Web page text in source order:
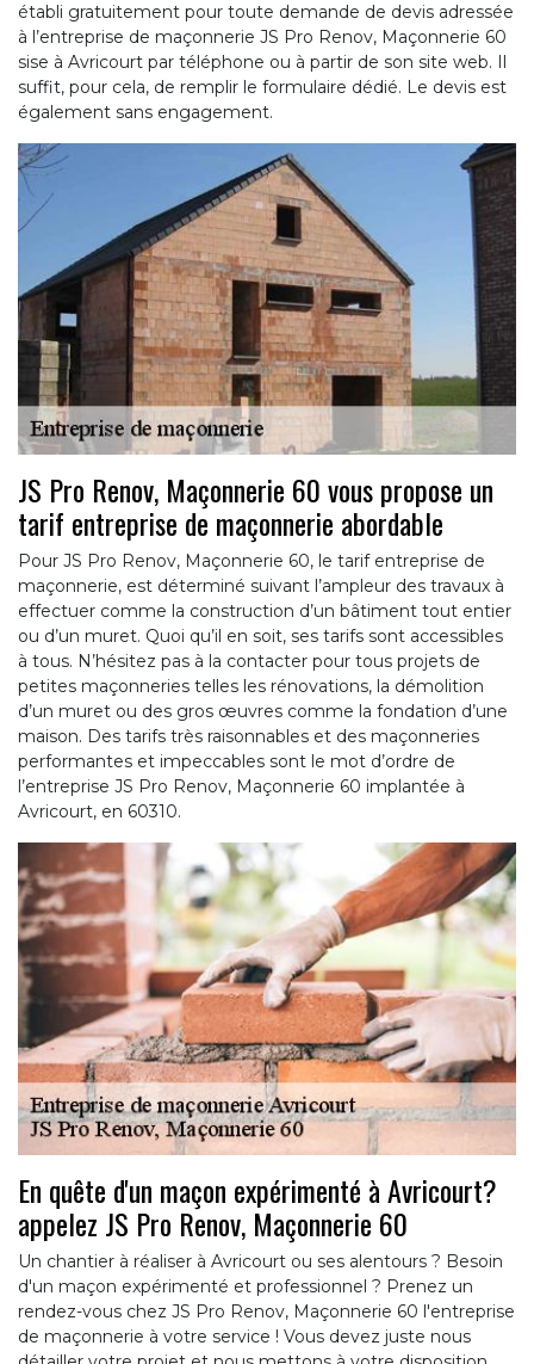
établi gratuitement pour toute demande de devis adressée
à l’entreprise de maçonnerie JS Pro Renov, Maçonnerie 60
sise à Avricourt par téléphone ou à partir de son site web. Il
suffit, pour cela, de remplir le formulaire dédié. Le devis est
également sans engagement.
JS Pro Renov, Maçonnerie 60 vous propose un
tarif entreprise de maçonnerie abordable
Pour JS Pro Renov, Maçonnerie 60, le tarif entreprise de
maçonnerie, est déterminé suivant l’ampleur des travaux à
effectuer comme la construction d’un bâtiment tout entier
ou d’un muret. Quoi qu’il en soit, ses tarifs sont accessibles
à tous. N’hésitez pas à la contacter pour tous projets de
petites maçonneries telles les rénovations, la démolition
d’un muret ou des gros œuvres comme la fondation d’une
maison. Des tarifs très raisonnables et des maçonneries
performantes et impeccables sont le mot d’ordre de
l’entreprise JS Pro Renov, Maçonnerie 60 implantée à
Avricourt, en 60310.
En quête d'un maçon expérimenté à Avricourt?
appelez JS Pro Renov, Maçonnerie 60
Un chantier à réaliser à Avricourt ou ses alentours ? Besoin
d'un maçon expérimenté et professionnel ? Prenez un
rendez-vous chez JS Pro Renov, Maçonnerie 60 l'entreprise
de maçonnerie à votre service ! Vous devez juste nous